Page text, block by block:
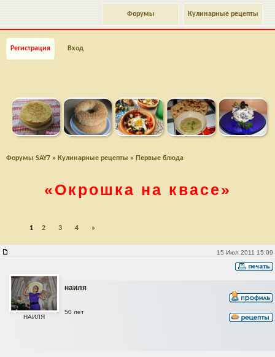
Кулинарные рецепты
Форумы
Регистрация Вход
Форумы SAY7 » Кулинарные рецепты » Первые блюда
«Окрошка на квасе»
1 2 3 4 »
15 Июл 2011 15:09
наиля
НАИЛЯ
50 лет